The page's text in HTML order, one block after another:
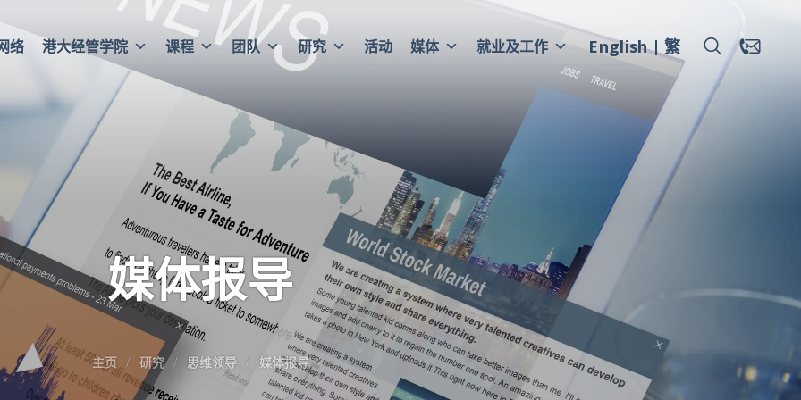
络 港大经管学院 课程 团队 研究 活动 媒体 就业及工作 English 繁
媒体报导
主页 研究 思维领导 媒体报导